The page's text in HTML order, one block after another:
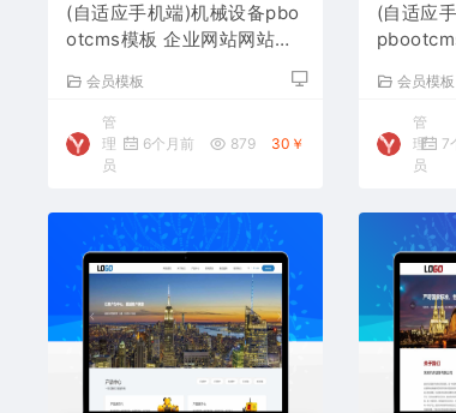
(自适应手机端)机械设备pbo
otcms模板 企业网站网站源
会员模板
管
理
员
6个月前 879 30￥
(自适应
会员模板
管
理
员
7